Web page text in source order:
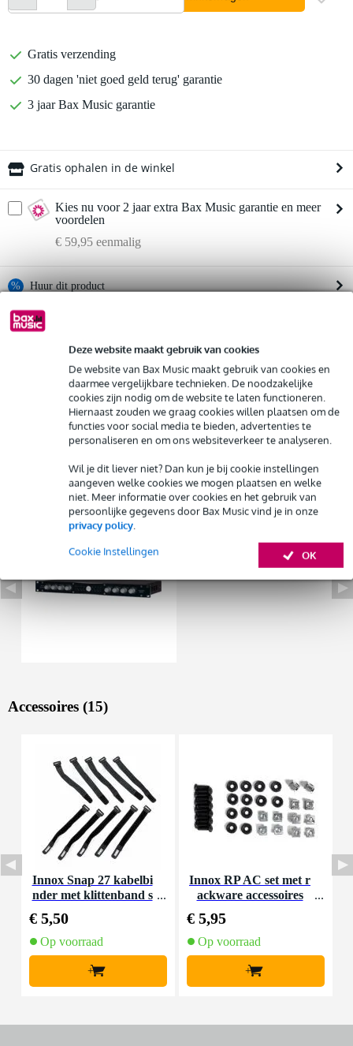
Deze website maakt gebruik van cookies
De website van Bax Music maakt gebruik van cookies en
daarmee vergelijkbare technieken. De noodzakelijke
cookies zijn nodig om de website te laten functioneren.
Hiernaast zouden we graag cookies willen plaatsen om de
functies voor social media te bieden, advertenties te
personaliseren en om ons websiteverkeer te analyseren.
Wil je dit liever niet? Dan kun je bij cookie instellingen
aangeven welke cookies we mogen plaatsen en welke
niet. Meer informatie over cookies en het gebruik van
persoonlijke gegevens door Bax Music vind je in onze
privacy policy.
OK
Cookie Instellingen
Gratis verzending
30 dagen 'niet goed geld terug' garantie
3 jaar Bax Music garantie
Gratis ophalen in de winkel
Kies nu voor 2 jaar extra Bax Music garantie en meer
voordelen
€ 59,95 eenmalig
% Huur dit product
Huur dit product al vanaf 86 euro per maand
Huur meerdere producten tegelijk: min. € 300,- en max.
€ 2.500,-
Gratisthuisbezorgd of op te halen in de winkel
Al na 4 maanden maandelijks opzegbaar
De mogelijkheid om je product(en) met korting te kopen
Snelle vervanging door Bax Music bij een defect
Huur dit product
Productinformatie
Bekijk alle productspecificaties
Bekijk ook eens (4)
Bekijk ook eens (1)
Accessoires (15)
Innox Snap 27 kabelbi
nder met klittenband s
€ 5,50
Op voorraad
+
Innox RP AC set met r
ackware accessoires
€ 5,95
Op voorraad
+